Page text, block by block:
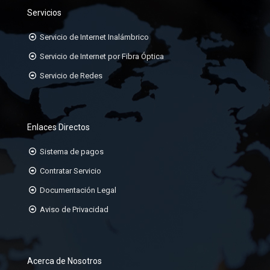
ORGANIZADORES HORIZONTALES
ORGANIZADORES VERTICALES
PATCHCORD TP CAT6A, 6, 5E
PATCHPANEL DE 24 Ó 48 PUERTOS
RACK DE 19
Servicios
Servicio de Internet Inalámbrico
Servicio de Internet por Fibra Óptica
Servicio de Redes
Enlaces Directos
Sistema de pagos
Contratar Servicio
Documentación Legal
Aviso de Privacidad
Acerca de Nosotros